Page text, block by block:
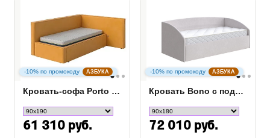
-10% по промокоду АЗБУКА
Кровать-софа Porto (левая)
61 310 руб.
-10% по промокоду АЗБУКА
Кровать Bono с подъемным механизмом
72 010 руб.